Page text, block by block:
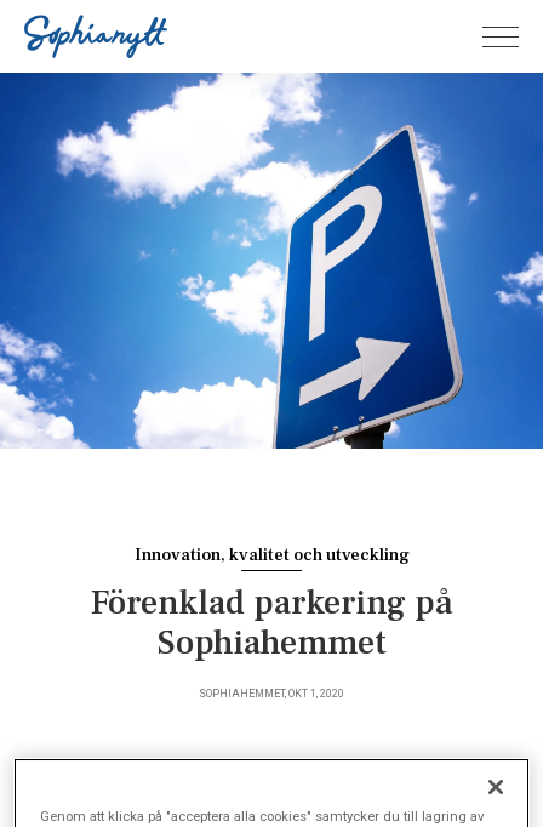
Innovation, kvalitet och utveckling
Förenklad parkering på
Sophiahemmet
SOPHIAHEMMET, OKT 1, 2020
I dag införs en hel del förändringar när det gäller
Genom att klicka på "acceptera alla cookies" samtycker du till lagring av